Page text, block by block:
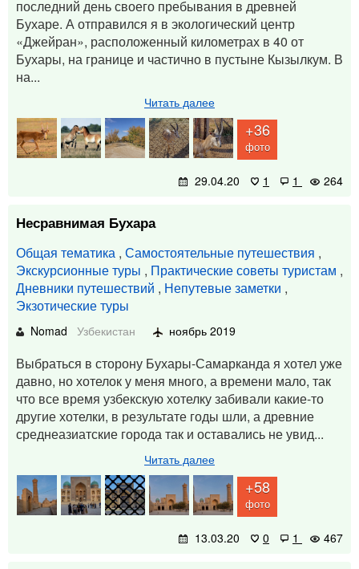
последний день своего пребывания в древней
Бухаре. А отправился я в экологический центр
«Джейран», расположенный километрах в 40 от
Бухары, на границе и частично в пустыне Кызылкум. В
на...
Читать далее
+36
фото
29.04.20 1 1 264
Несравнимая Бухара
Общая тематика , Самостоятельные путешествия ,
Экскурсионные туры , Практические советы туристам ,
Дневники путешествий , Непутевые заметки ,
Экзотические туры
Nomad Узбекистан ноябрь 2019
Выбраться в сторону Бухары-Самарканда я хотел уже
давно, но хотелок у меня много, а времени мало, так
что все время узбекскую хотелку забивали какие-то
другие хотелки, в результате годы шли, а древние
среднеазиатские города так и оставались не увид...
Читать далее
+58
фото
13.03.20 0 1 467